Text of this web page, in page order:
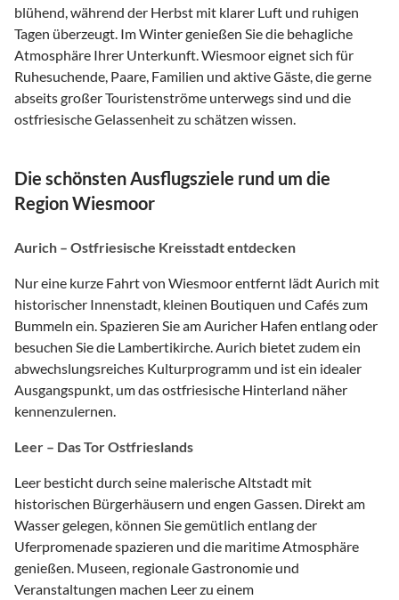
blühend, während der Herbst mit klarer Luft und ruhigen
Tagen überzeugt. Im Winter genießen Sie die behagliche
Atmosphäre Ihrer Unterkunft. Wiesmoor eignet sich für
Ruhesuchende, Paare, Familien und aktive Gäste, die gerne
abseits großer Touristenströme unterwegs sind und die
ostfriesische Gelassenheit zu schätzen wissen.
Die schönsten Ausflugsziele rund um die
Region Wiesmoor
Aurich – Ostfriesische Kreisstadt entdecken
Nur eine kurze Fahrt von Wiesmoor entfernt lädt Aurich mit
historischer Innenstadt, kleinen Boutiquen und Cafés zum
Bummeln ein. Spazieren Sie am Auricher Hafen entlang oder
besuchen Sie die Lambertikirche. Aurich bietet zudem ein
abwechslungsreiches Kulturprogramm und ist ein idealer
Ausgangspunkt, um das ostfriesische Hinterland näher
kennenzulernen.
Leer – Das Tor Ostfrieslands
Leer besticht durch seine malerische Altstadt mit
historischen Bürgerhäusern und engen Gassen. Direkt am
Wasser gelegen, können Sie gemütlich entlang der
Uferpromenade spazieren und die maritime Atmosphäre
genießen. Museen, regionale Gastronomie und
Veranstaltungen machen Leer zu einem